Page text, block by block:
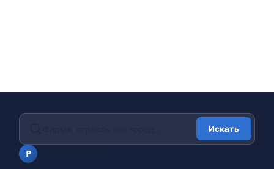
P
Искать